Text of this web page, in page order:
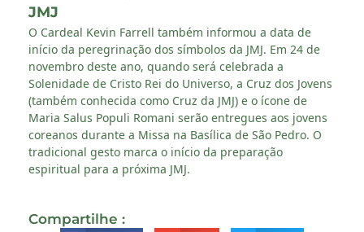
JMJ
O Cardeal Kevin Farrell também informou a data de
início da peregrinação dos símbolos da JMJ. Em 24 de
novembro deste ano, quando será celebrada a
Solenidade de Cristo Rei do Universo, a Cruz dos Jovens
(também conhecida como Cruz da JMJ) e o ícone de
Maria Salus Populi Romani serão entregues aos jovens
coreanos durante a Missa na Basílica de São Pedro. O
tradicional gesto marca o início da preparação
espiritual para a próxima JMJ.
Compartilhe :